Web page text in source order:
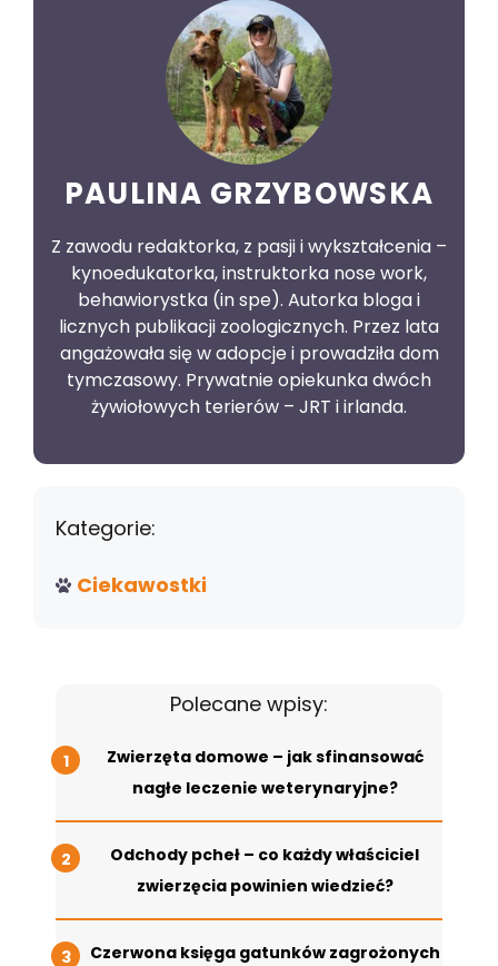
PAULINA GRZYBOWSKA
Z zawodu redaktorka, z pasji i wykształcenia –
kynoedukatorka, instruktorka nose work,
behawiorystka (in spe). Autorka bloga i
licznych publikacji zoologicznych. Przez lata
angażowała się w adopcje i prowadziła dom
tymczasowy. Prywatnie opiekunka dwóch
żywiołowych terierów – JRT i irlanda.
Kategorie:
Ciekawostki
Polecane wpisy:
Zwierzęta domowe – jak sfinansować
nagłe leczenie weterynaryjne?
Odchody pcheł – co każdy właściciel
zwierzęcia powinien wiedzieć?
Czerwona księga gatunków zagrożonych